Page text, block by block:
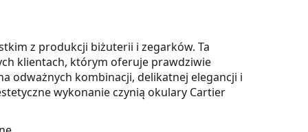
z produkcji biżuterii i zegarków. Ta
klientach, którym oferuje prawdziwie
odważnych kombinacji, delikatnej elegancji i
wykonanie czynią okulary Cartier